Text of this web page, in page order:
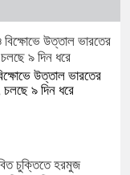
উত্তাল ভারতের
৯ দিন ধরে